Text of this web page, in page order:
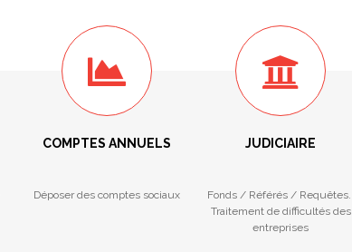
COMPTES ANNUELS
Déposer des comptes sociaux
JUDICIAIRE
Fonds / Référés / Requêtes.
Traitement de difficultés des
entreprises